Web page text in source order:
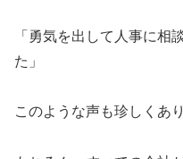
「勇気を出して人事に相
た」
このような声も珍しくあ